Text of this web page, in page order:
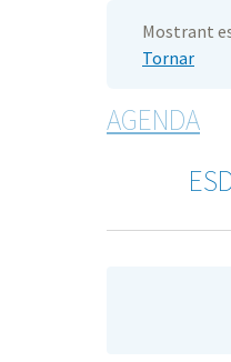
Mostrant
Tornar
AGENDA